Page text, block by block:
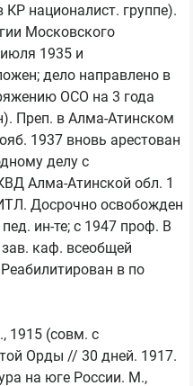
националист. группе).
Московского
1935 и
дело направлено в
ОСО на 3 года
Преп. в Алма-Атинском
1937 вновь арестован
делу с
Алма-Атинской обл. 1
Досрочно освобожден
ин-те; с 1947 проф. В
каф. всеобщей
в по
1915 (совм. с
Орды // 30 дней. 1917.
на юге России. М.,